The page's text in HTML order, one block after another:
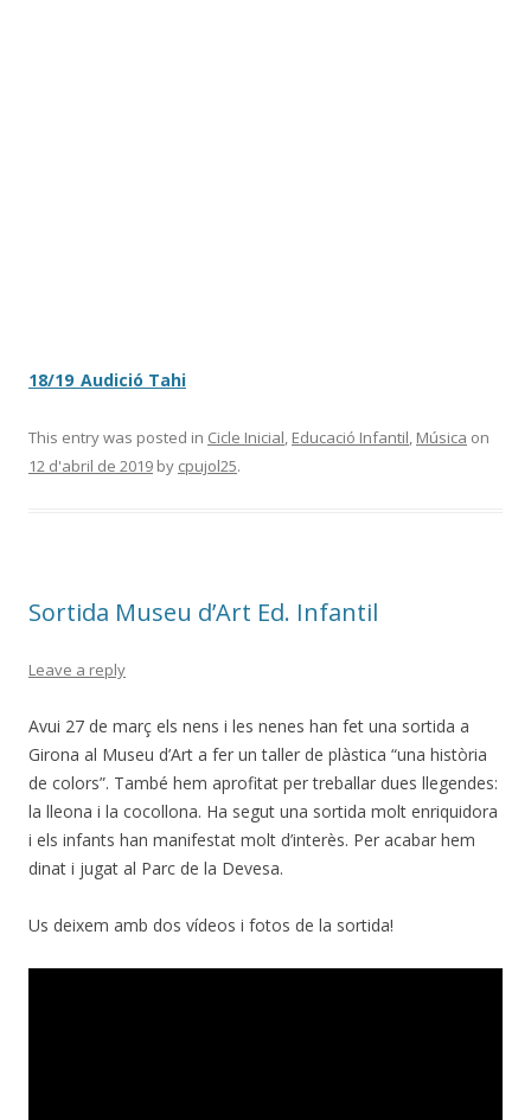
18/19_Audició Tahi
This entry was posted in Cicle Inicial, Educació Infantil, Música on
12 d'abril de 2019 by cpujol25.
Sortida Museu d’Art Ed. Infantil
Leave a reply
Avui 27 de març els nens i les nenes han fet una sortida a
Girona al Museu d’Art a fer un taller de plàstica “una història
de colors”. També hem aprofitat per treballar dues llegendes:
la lleona i la cocollona. Ha segut una sortida molt enriquidora
i els infants han manifestat molt d’interès. Per acabar hem
dinat i jugat al Parc de la Devesa.
Us deixem amb dos vídeos i fotos de la sortida!